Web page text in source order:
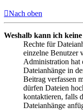
Nach oben
Weshalb kann ich
Rechte für
einzelne Benutzer
Administration hat
Dateianhänge in
Beitrag verfassen
dürfen Dateien
kontaktieren, falls
Dateianhänge